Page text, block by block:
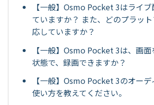
【一般】Osmo Pocket 3はライ
ていますか？ また、どのプラッ
応していますか？
【一般】Osmo Pocket 3は、画
状態で、録画できますか？
【一般】Osmo Pocket 3のオー
使い方を教えてください。